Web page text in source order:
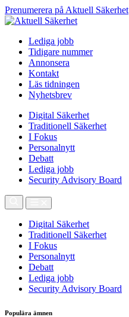
Prenumerera på Aktuell Säkerhet
Lediga jobb
Tidigare nummer
Annonsera
Kontakt
Läs tidningen
Nyhetsbrev
Digital Säkerhet
Traditionell Säkerhet
I Fokus
Personalnytt
Debatt
Lediga jobb
Security Advisory Board
Digital Säkerhet
Traditionell Säkerhet
I Fokus
Personalnytt
Debatt
Lediga jobb
Security Advisory Board
Populära ämnen